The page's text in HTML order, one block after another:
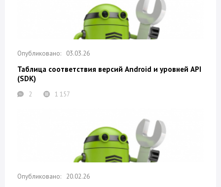
03.03.26
Таблица соответствия версий Android и уровней API
(SDK)
2 1 157
20.02.26